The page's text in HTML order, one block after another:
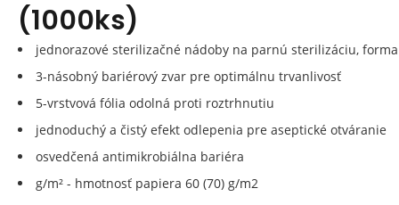
(1000ks)
jednorazové sterilizačné nádoby na parnú sterilizáciu,
3-násobný bariérový zvar pre optimálnu trvanlivosť
5-vrstvová fólia odolná proti roztrhnutiu
jednoduchý a čistý efekt odlepenia pre aseptické otváranie
osvedčená antimikrobiálna bariéra
g/m² - hmotnosť papiera 60 (70) g/m2